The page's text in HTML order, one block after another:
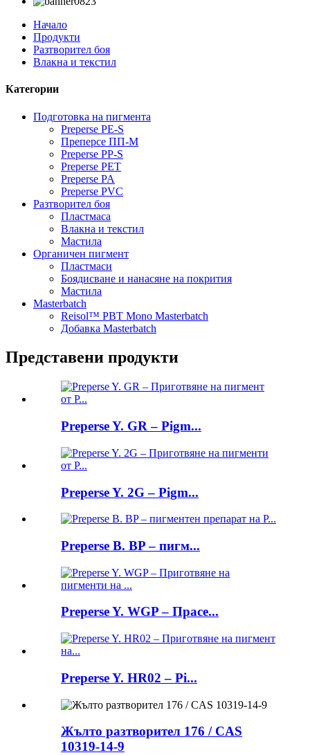
Начало
Продукти
Разтворител боя
Влакна и текстил
Категории
Подготовка на пигмента
Preperse PE-S
Преперсе ПП-М
Preperse PP-S
Preperse PET
Preperse PA
Preperse PVC
Разтворител боя
Пластмаса
Влакна и текстил
Мастила
Органичен пигмент
Пластмаси
Боядисване и нанасяне на покрития
Мастила
Masterbatch
Reisol™ PBT Mono Masterbatch
Добавка Masterbatch
Представени продукти
Preperse Y. GR – Pigm...
Preperse Y. 2G – Pigm...
Preperse B. BP – пигм...
Preperse Y. WGP – Прасе...
Preperse Y. HR02 – Pi...
Жълто разтворител 176 / CAS
10319-14-9